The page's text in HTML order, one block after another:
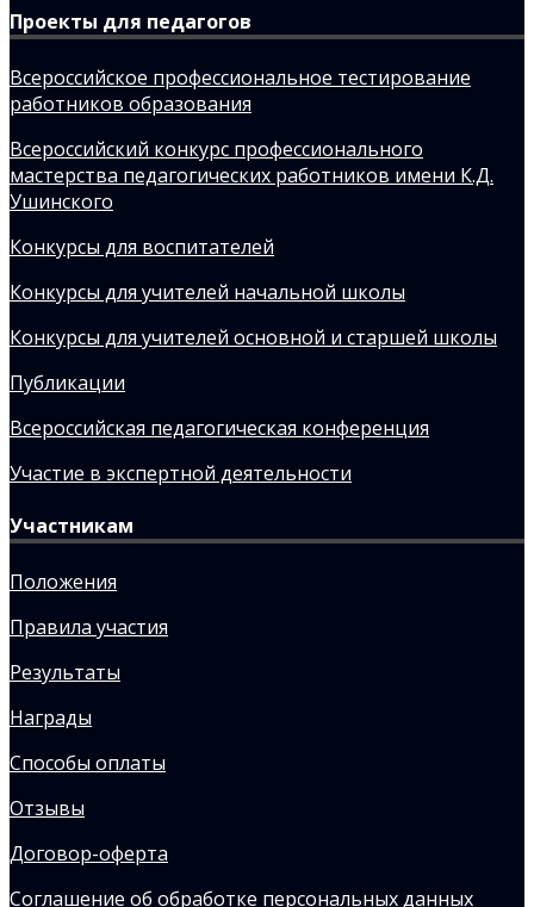
Проекты для педагогов
Всероссийское профессиональное тестирование
работников образования
Всероссийский конкурс профессионального
мастерства педагогических работников имени К.Д.
Ушинского
Конкурсы для воспитателей
Конкурсы для учителей начальной школы
Конкурсы для учителей основной и старшей школы
Публикации
Всероссийская педагогическая конференция
Участие в экспертной деятельности
Участникам
Положения
Правила участия
Результаты
Награды
Способы оплаты
Отзывы
Договор-оферта
Соглашение об обработке персональных данных